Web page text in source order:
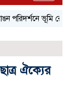
ভূমি রেকর্ড
ঐক্যের